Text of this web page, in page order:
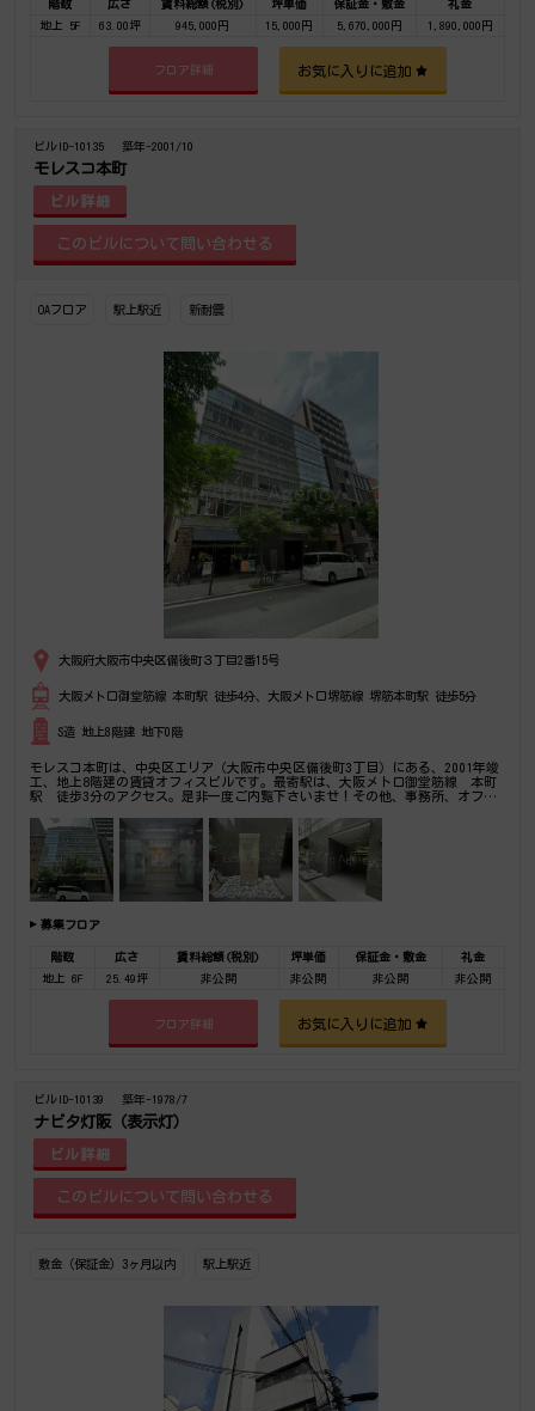
階数 広さ 賃料総額(税別) 坪単価 保証金・敷金
礼金
地上 5F
63.00坪 945,000円 15,000円 5,670,000円 1,890,000円
フロア詳細 お気に入りに追加
ビルID-10135 築年-2001/10
モレスコ本町
ビル詳細
OAフロア 駅上駅近 新耐震
大阪府大阪市中央区備後町３丁目2番15号
大阪メトロ御堂筋線 本町駅 徒歩4分、大阪メトロ堺筋線 堺筋本町駅 徒歩5分
S造 地上8階建 地下0階
モレスコ本町は、中央区エリア（大阪市中央区備後町3丁目）にある、2001年竣
工、地上8階建の賃貸オフィスビルです。最寄駅は、大阪メトロ御堂筋線 本町
駅 徒歩3分のアクセス。是非一度ご内覧下さいませ！その他、事務所、オフィ
募集フロア
階数 広さ 賃料総額(税別) 坪単価 保証金・敷金
礼金
地上 6F
25.49坪 非公開 非公開 非公開 非公開
フロア詳細 お気に入りに追加
ビルID-10139 築年-1978/7
ナビタ灯阪（表示灯）
ビル詳細
敷金（保証金）3ヶ月以内 駅上駅近